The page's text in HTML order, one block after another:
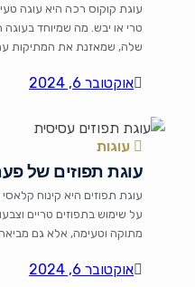
עוגת קוקוס רכה היא עוגה
טרי או יבש. מה שמיוחד
שלה, שמאזנת את המתיקות
אוקטובר 6, 2024
עוגות
עוגת תפוזים של
עוגת תפוזים היא קינוח
על שימוש בתפוזים טריים
מתוקה וטעימה, אלא גם
אוקטובר 6, 2024